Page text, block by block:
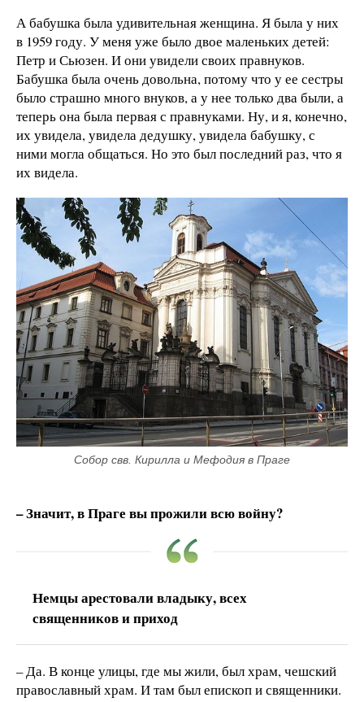
А бабушка была удивительная женщина. Я была у них
в 1959 году. У меня уже было двое маленьких детей:
Петр и Сьюзен. И они увидели своих правнуков.
Бабушка была очень довольна, потому что у ее сестры
было страшно много внуков, а у нее только два были, а
теперь она была первая с правнуками. Ну, и я, конечно,
их увидела, увидела дедушку, увидела бабушку, с
ними могла общаться. Но это был последний раз, что я
их видела.
Собор свв. Кирилла и Мефодия в Праге
– Значит, в Праге вы прожили всю войну?
Немцы арестовали владыку, всех
священников и приход
– Да. В конце улицы, где мы жили, был храм, чешский
православный храм. И там был епископ и священники.